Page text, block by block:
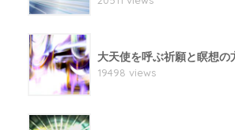
大天使を呼ぶ祈願と瞑想の
19498 views